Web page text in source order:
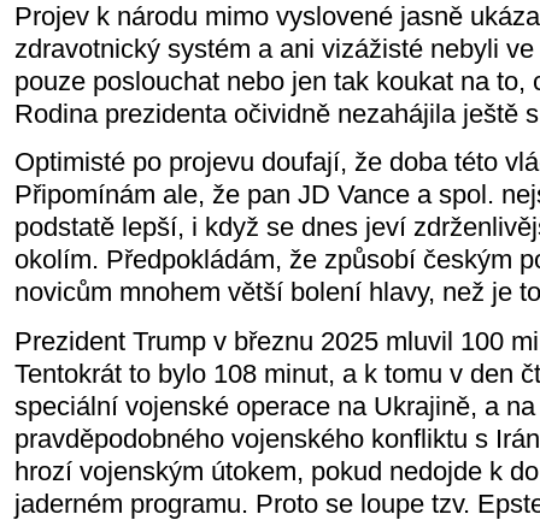
Projev k národu mimo vyslovené jasně
zdravotnický systém a ani vizážisté nebyli
pouze poslouchat nebo jen tak koukat na to,
Rodina prezidenta očividně nezahájila ještě
Optimisté po projevu doufají, že doba této
Připomínám ale, že pan JD Vance a spol.
podstatě lepší, i když se dnes jeví
okolím. Předpokládám, že způsobí českým
novicům mnohem větší bolení hlavy, než je
Prezident Trump v březnu 2025 mluvil 100
Tentokrát to bylo 108 minut, a k tomu v den
speciální vojenské operace na Ukrajině, a
pravděpodobného vojenského konfliktu s
hrozí vojenským útokem, pokud nedojde k
jaderném programu. Proto se loupe tzv.